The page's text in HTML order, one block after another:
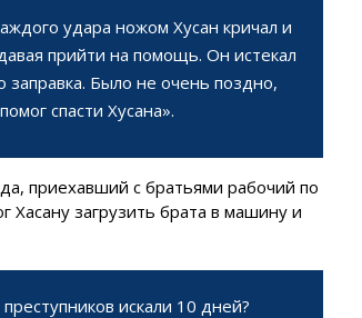
удара ножом Хусан кричал и
прийти на помощь. Он истекал
заправка. Было не очень поздно,
спасти Хусана».
приехавший с братьями рабочий по
Хасану загрузить брата в машину и
искали 10 дней?